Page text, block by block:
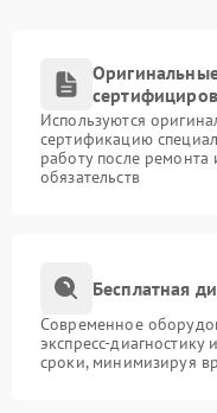
Используются
сертификацию
работу после
обязательств
Бесплатная
Современное
экспресс-
сроки, минимизируя